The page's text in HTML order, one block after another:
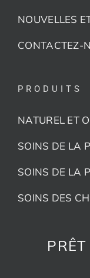
NOUVELLES
CONTACTEZ-
PRODUITS
NATUREL ET
SOINS DE LA
SOINS DE LA
SOINS DES